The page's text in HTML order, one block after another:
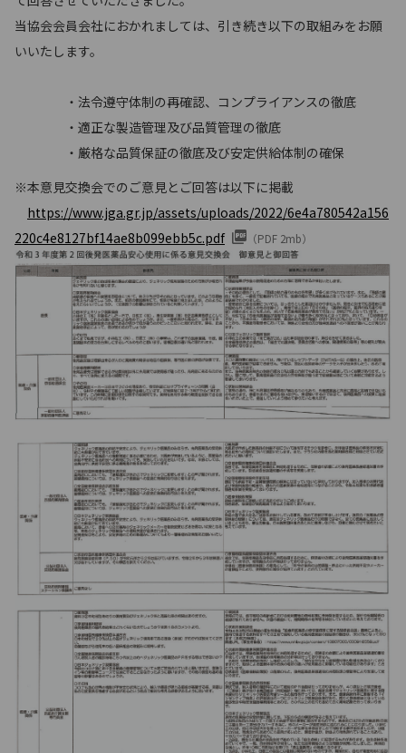
当協会会員会社におかれましては、引き続き以下の取組みをお願
いいたします。
・法令遵守体制の再確認、コンプライアンスの徹底
・適正な製造管理及び品質管理の徹底
・厳格な品質保証の徹底及び安定供給体制の確保
※本意見交換会でのご意見とご回答は以下に掲載
https://www.jga.gr.jp/assets/uploads/2022/6e4a780542a156
220c4e8127bf14ae8b099ebb5c.pdf
（PDF 2mb）